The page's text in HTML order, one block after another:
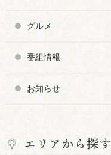
グルメ
番組情報
お知らせ
エリアから探す